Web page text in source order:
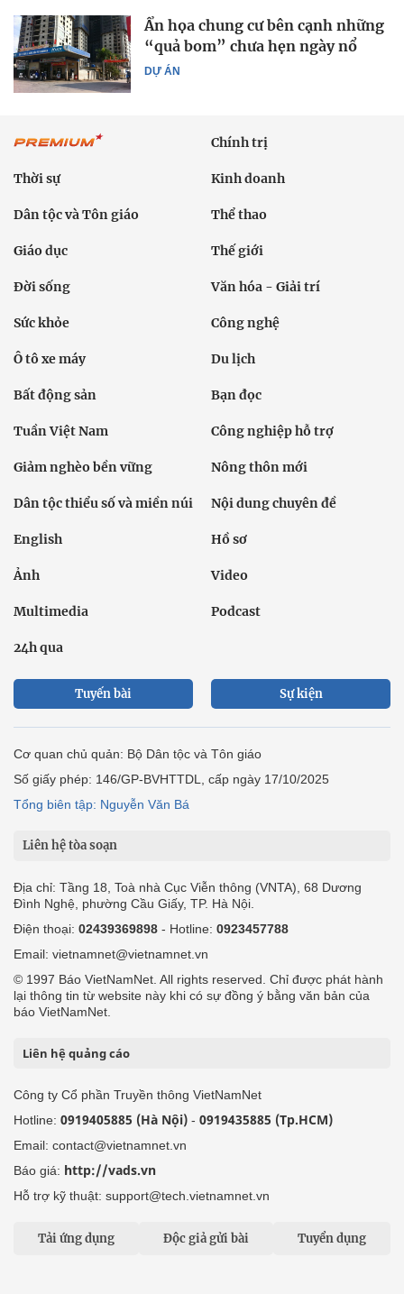
DỰ ÁN
Ẩn họa chung cư bên cạnh những
“quả bom” chưa hẹn ngày nổ
Chính trị
Thời sự Kinh doanh
Dân tộc và Tôn giáo Thể thao
Giáo dục Thế giới
Đời sống Văn hóa - Giải trí
Sức khỏe Công nghệ
Ô tô xe máy Du lịch
Bất động sản Bạn đọc
Tuần Việt Nam Công nghiệp hỗ trợ
Giảm nghèo bền vững Nông thôn mới
Dân tộc thiểu số và miền núi Nội dung chuyên đề
English Hồ sơ
Ảnh Video
Multimedia Podcast
24h qua
Tuyến bài Sự kiện
Cơ quan chủ quản: Bộ Dân tộc và Tôn giáo
Số giấy phép: 146/GP-BVHTTDL, cấp ngày 17/10/2025
Tổng biên tập: Nguyễn Văn Bá
Liên hệ tòa soạn
Địa chỉ: Tầng 18, Toà nhà Cục Viễn thông (VNTA), 68 Dương
Đình Nghệ, phường Cầu Giấy, TP. Hà Nội.
Điện thoại: 02439369898 - Hotline: 0923457788
Email: vietnamnet@vietnamnet.vn
© 1997 Báo VietNamNet. All rights reserved. Chỉ được phát hành
lại thông tin từ website này khi có sự đồng ý bằng văn bản của
báo VietNamNet.
Liên hệ quảng cáo
Công ty Cổ phần Truyền thông VietNamNet
Hotline: 0919405885 (Hà Nội) - 0919435885 (Tp.HCM)
Email: contact@vietnamnet.vn
Báo giá: http://vads.vn
Hỗ trợ kỹ thuật: support@tech.vietnamnet.vn
Tải ứng dụng Độc giả gửi bài Tuyển dụng